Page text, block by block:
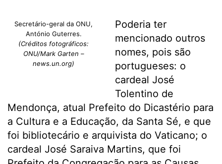
Secretário-geral da ONU,
António Guterres.
(Créditos fotográficos:
ONU/Mark Garten –
news.un.org)
Poderia ter
mencionado outros
nomes, pois são
portugueses: o
cardeal José
Tolentino de
Mendonça, atual Prefeito do Dicastério para
a Cultura e a Educação, da Santa Sé, e que
foi bibliotecário e arquivista do Vaticano; o
cardeal José Saraiva Martins, que foi